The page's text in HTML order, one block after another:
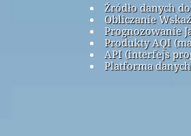
Źródło danych
Obliczanie
Prognozowanie
Produkty AQI
API (interfejs
Platforma